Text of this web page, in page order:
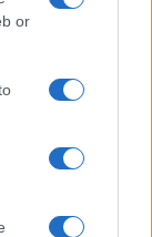
or
slancia le